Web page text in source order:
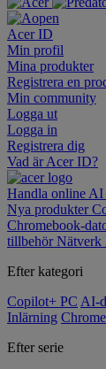
Acer ID
Min profil
Mina produkter
Registrera en
Min community
Logga ut
Logga in
Registrera dig
Vad är Acer ID?
Handla online AI
Nya produkter
Chromebook-
tillbehörNätverk
Efter kategori
Copilot+ PC AI-
Inlärning
Efter serie